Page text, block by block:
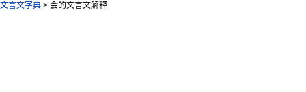
文言文字典 > 会的文言文解释